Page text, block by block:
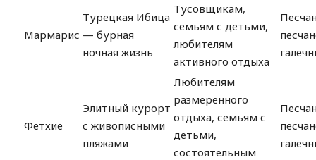
Мармарис
Турецкая Ибица
— бурная
ночная жизнь
Тусовщикам,
семьям с детьми,
любителям
активного отдыха
Фетхие
Элитный курорт
с живописными
пляжами
Любителям
размеренного
отдыха, семьям с
детьми,
состоятельным